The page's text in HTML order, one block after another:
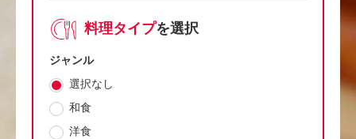
料理タイプを選択
ジャンル
選択なし
和食
洋食